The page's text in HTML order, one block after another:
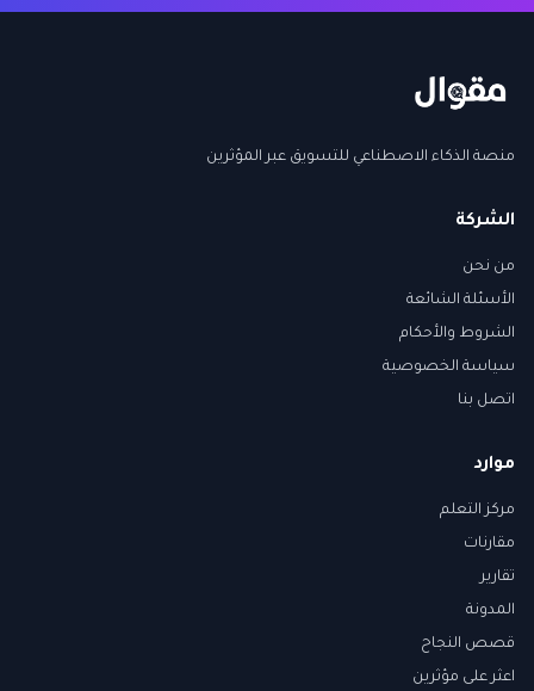
منصة الذكاء الاصطناعي للتسويق عبر المؤثرين
الشركة
من نحن
الأسئلة الشائعة
الشروط والأحكام
سياسة الخصوصية
اتصل بنا
موارد
مركز التعلم
مقارنات
تقارير
المدونة
قصص النجاح
اعثر على مؤثرين